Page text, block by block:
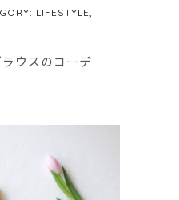
LIFESTYLE,
ウスのコーデ